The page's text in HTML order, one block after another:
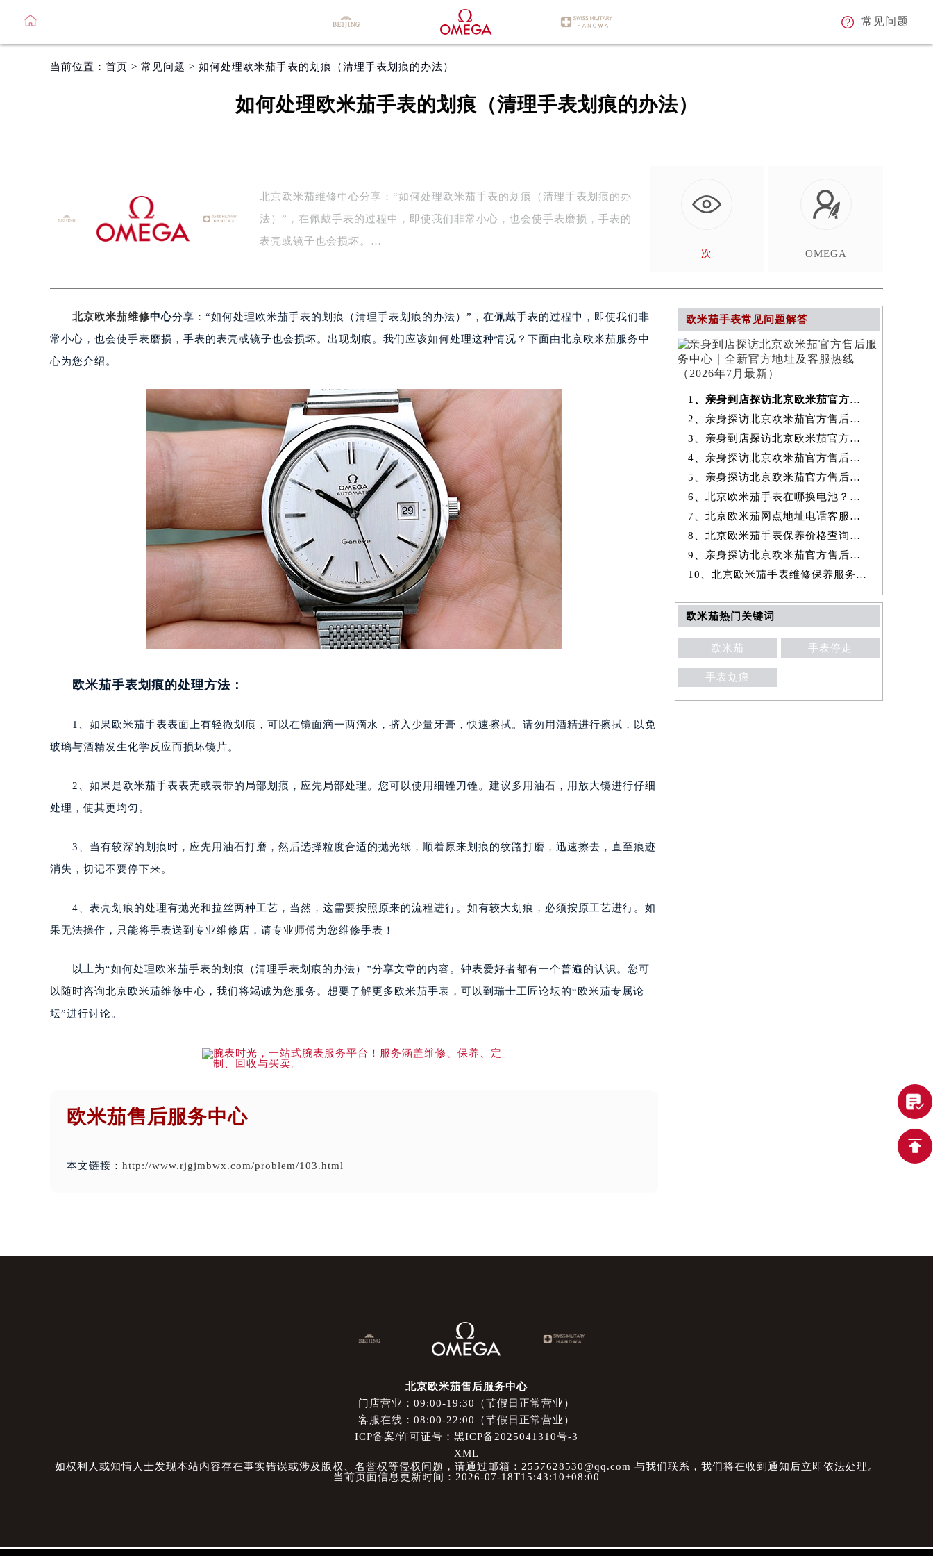
常见问题
当前位置： 首页 > 常见问题 > 如何处理欧米茄手表的划痕（清理手表划痕的办法）
如何处理欧米茄手表的划痕（清理手表划痕的办法）
北京欧米茄维修中心分享：“如何处理欧米茄手表的划痕（清理手表划痕的办
法）”，在佩戴手表的过程中，即使我们非常小心，也会使手表磨损，手表的
表壳或镜子也会损坏。…
次
OMEGA
北京欧米茄维修中心分享：“如何处理欧米茄手表的划痕（清理手表划痕的办法）”，在佩戴手表的过程中，即使我们非
常小心，也会使手表磨损，手表的表壳或镜子也会损坏。出现划痕。我们应该如何处理这种情况？下面由北京欧米茄服务中
心为您介绍。
欧米茄手表划痕的处理方法：
1、如果欧米茄手表表面上有轻微划痕，可以在镜面滴一两滴水，挤入少量牙膏，快速擦拭。请勿用酒精进行擦拭，以免
玻璃与酒精发生化学反应而损坏镜片。
2、如果是欧米茄手表表壳或表带的局部划痕，应先局部处理。您可以使用细锉刀锉。建议多用油石，用放大镜进行仔细
处理，使其更均匀。
3、当有较深的划痕时，应先用油石打磨，然后选择粒度合适的抛光纸，顺着原来划痕的纹路打磨，迅速擦去，直至痕迹
消失，切记不要停下来。
4、表壳划痕的处理有抛光和拉丝两种工艺，当然，这需要按照原来的流程进行。如有较大划痕，必须按原工艺进行。如
果无法操作，只能将手表送到专业维修店，请专业师傅为您维修手表！
以上为“如何处理欧米茄手表的划痕（清理手表划痕的办法）”分享文章的内容。钟表爱好者都有一个普遍的认识。您可
以随时咨询北京欧米茄维修中心，我们将竭诚为您服务。想要了解更多欧米茄手表，可以到瑞士工匠论坛的“欧米茄专属论
坛”进行讨论。
欧米茄售后服务中心
本文链接： http://www.rjgjmbwx.com/problem/103.html
欧米茄手表常见问题解答
1、亲身到店探访北京欧米茄官方售后服务中心｜全新官方地址及客服热线
2、亲身探访北京欧米茄官方售后服务中心｜最新热线和全部维修地址（2026
3、亲身到店探访北京欧米茄官方售后服务中心｜地址及官方联系电话（2026
4、亲身探访北京欧米茄官方售后服务中心｜全新地址与售后热线（2026年7
5、亲身探访北京欧米茄官方售后服务中心｜详细网点地址与售后热线（2026
6、北京欧米茄手表在哪换电池？专业售后维修服务指南权威公示（2026年7
7、北京欧米茄网点地址电话客服查询与售后维修保养服务权威公示（2026
8、北京欧米茄手表保养价格查询费用明细权威公示（2026年7月最新）
9、亲身探访北京欧米茄官方售后服务中心｜详细地址及服务电话（2026年7
10、北京欧米茄手表维修保养服务权威公示（2026年7月最新）
欧米茄热门关键词
欧米茄 手表停走
手表划痕
北京欧米茄售后服务中心
门店营业：09:00-19:30（节假日正常营业）
客服在线：08:00-22:00（节假日正常营业）
ICP备案/许可证号：黑ICP备2025041310号-3
XML
如权利人或知情人士发现本站内容存在事实错误或涉及版权、名誉权等侵权问题，请通过邮箱：2557628530@qq.com 与我们联系，我们将在收到通知后立即依法处理。
当前页面信息更新时间：2026-07-18T15:43:10+08:00